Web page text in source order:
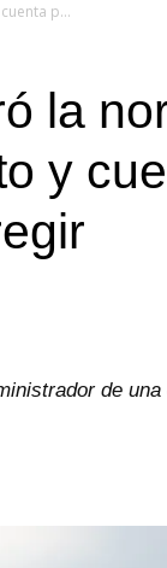
Hace 12 años que incorporó la norma RTRS en su establecimiento y cuenta por qué fue clave para corregir aspectos de producción
la
y
de una